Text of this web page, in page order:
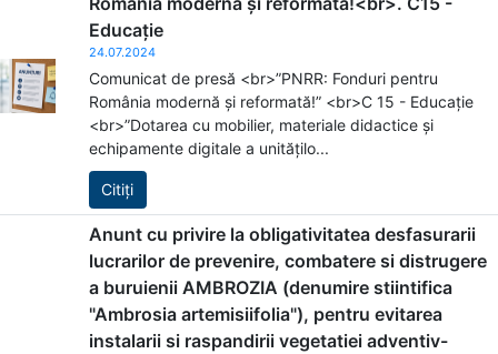
Educație
24.07.2024
Comunicat de presă <br>”PNRR: Fonduri pentru
România modernă și reformată!” <br>C 15 - Educație
<br>”Dotarea cu mobilier, materiale didactice și
echipamente digitale a unitățilo...
Citiți
Anunt cu privire la obligativitatea desfasurarii
lucrarilor de prevenire, combatere si distrugere
a buruienii AMBROZIA (denumire stiintifica
"Ambrosia artemisiifolia"), pentru evitarea
instalarii si raspandirii vegetatiei adventiv-